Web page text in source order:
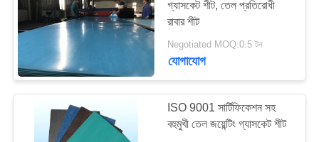
গ্যাসকেট শীট, তেল প্রতিরোধী
রাবার শীট
Negotiated MOQ:0.5 টন
যোগাযোগ
ISO 9001 সার্টিফিকেশন সহ
বহুমুখী তেল জয়েন্টিং গ্যাসকেট শীট